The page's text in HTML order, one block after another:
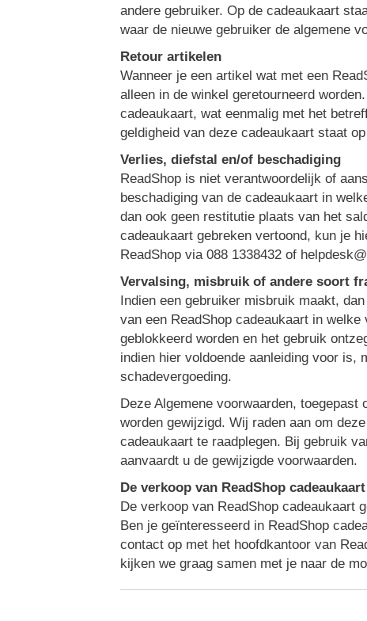
andere gebruiker. Op de cadeaukaart
waar de nieuwe gebruiker de algemene
Retour artikelen
Wanneer je een artikel wat met een
alleen in de winkel geretourneerd
cadeaukaart, wat eenmalig met het
geldigheid van deze cadeaukaart staat
Verlies, diefstal en/of beschadiging
ReadShop is niet verantwoordelijk of
beschadiging van de cadeaukaart in
dan ook geen restitutie plaats van het
cadeaukaart gebreken vertoond, kun je
ReadShop via 088 1338432 of
Vervalsing, misbruik of andere soort
Indien een gebruiker misbruik maakt,
van een ReadShop cadeaukaart in
geblokkeerd worden en het gebruik
indien hier voldoende aanleiding voor is,
schadevergoeding.
Deze Algemene voorwaarden,
worden gewijzigd. Wij raden aan om
cadeaukaart te raadplegen. Bij gebruik
aanvaardt u de gewijzigde voorwaarden.
De verkoop van ReadShop cadeaukaart
De verkoop van ReadShop cadeaukaart
Ben je geïnteresseerd in ReadShop
contact op met het hoofdkantoor van
kijken we graag samen met je naar de